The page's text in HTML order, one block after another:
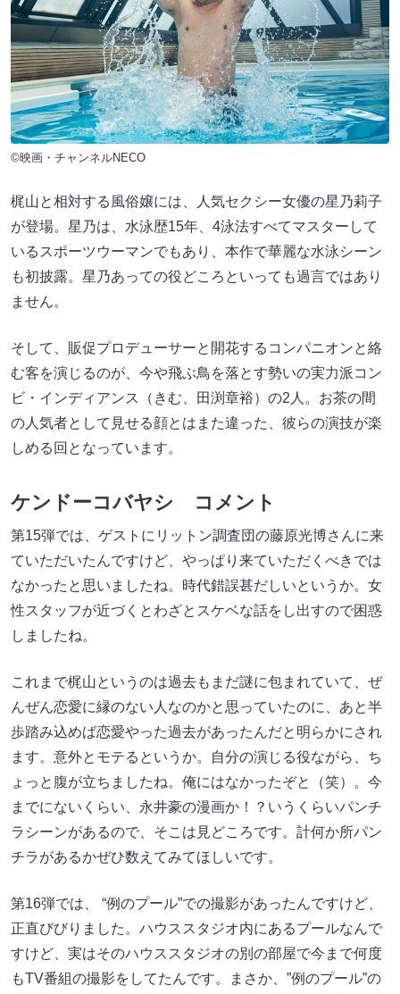
©映画・チャンネルNECO
梶山と相対する風俗嬢には、人気セクシー女優の星乃莉子
が登場。星乃は、水泳歴15年、4泳法すべてマスターして
いるスポーツウーマンでもあり、本作で華麗な水泳シーン
も初披露。星乃あっての役どころといっても過言ではあり
ません。
そして、販促プロデューサーと開花するコンパニオンと絡
む客を演じるのが、今や飛ぶ鳥を落とす勢いの実力派コン
ビ・インディアンス（きむ、田渕章裕）の2人。お茶の間
の人気者として見せる顔とはまた違った、彼らの演技が楽
しめる回となっています。
ケンドーコバヤシ コメント
第15弾では、ゲストにリットン調査団の藤原光博さんに来
ていただいたんですけど、やっぱり来ていただくべきでは
なかったと思いましたね。時代錯誤甚だしいというか。女
性スタッフが近づくとわざとスケベな話をし出すので困惑
しましたね。
これまで梶山というのは過去もまだ謎に包まれていて、ぜ
んぜん恋愛に縁のない人なのかと思っていたのに、あと半
歩踏み込めば恋愛やった過去があったんだと明らかにされ
ます。意外とモテるというか。自分の演じる役ながら、ち
ょっと腹が立ちましたね。俺にはなかったぞと（笑）。今
までにないくらい、永井豪の漫画か！？いうくらいパンチ
ラシーンがあるので、そこは見どころです。計何か所パン
チラがあるかぜひ数えてみてほしいです。
第16弾では、 “例のプール”での撮影があったんですけど、
正直びびりました。ハウススタジオ内にあるプールなんで
すけど、実はそのハウススタジオの別の部屋で今まで何度
もTV番組の撮影をしてたんです。まさか、”例のプール”の